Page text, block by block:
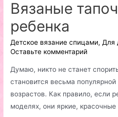
Вязаные
ребенка
Детское вязание спицами,Для
Оставьте комментарий
Думаю, никто не станет
становится весьма
возрастов. Как правило, если
моделях, они яркие, красочные